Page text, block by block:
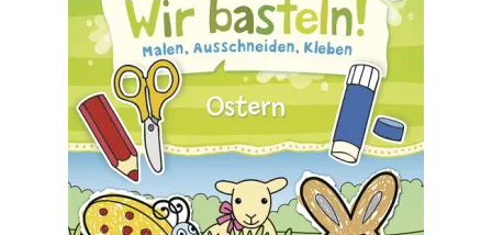
Impressum
KÖNIGSHOF-Lädeli
Kontakt